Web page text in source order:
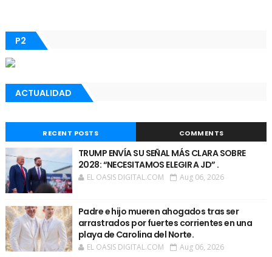
P2
ACTUALIDAD
RECENT POSTS COMMENTS
TRUMP ENVÍA SU SEÑAL MÁS CLARA SOBRE
2028: “NECESITAMOS ELEGIR A JD” .
EL OASIS DIGITAL.COM Aug 06, 2026
Padre e hijo mueren ahogados tras ser
arrastrados por fuertes corrientes en una
playa de Carolina del Norte.
EL OASIS DIGITAL.COM Aug 06, 2026